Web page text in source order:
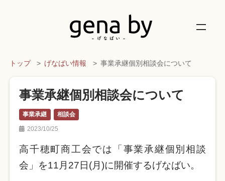
トップ げなばい情報 事業承継個別相談会について
事業承継個別相談会について
事業承継 相談会
2023/10/25
高千穂町商工会では「事業承継個別相談
会」を11月27日(月)に開催するげなばい。